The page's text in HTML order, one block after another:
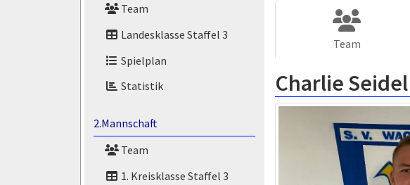
Team
Landesklasse Staffel 3
Spielplan
Statistik
2.Mannschaft
Team
1. Kreisklasse Staffel 3
Team
Charlie Seidel